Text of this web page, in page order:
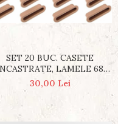
SET 20 BUC. CASETE
LAMELE 68
MM X 8 MM X 18MM
30,00 Lei